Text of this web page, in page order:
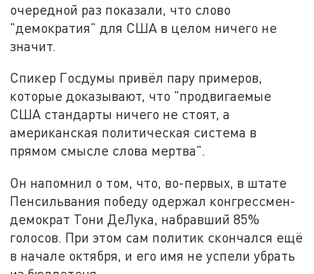
очередной раз показали, что слово
"демократия" для США в целом ничего не
значит.
Спикер Госдумы привёл пару примеров,
которые доказывают, что "продвигаемые
США стандарты ничего не стоят, а
американская политическая система в
прямом смысле слова мертва".
Он напомнил о том, что, во-первых, в штате
Пенсильвания победу одержал конгрессмен-
демократ Тони ДеЛука, набравший 85%
голосов. При этом сам политик скончался ещё
в начале октября, и его имя не успели убрать